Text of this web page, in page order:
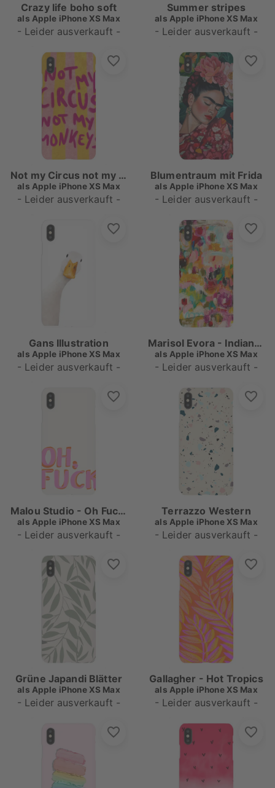
Crazy life boho soft
als Apple iPhone XS Max
- Leider ausverkauft -
Summer stripes
als Apple iPhone XS Max
- Leider ausverkauft -
Not my Circus not my Monkeys
als Apple iPhone XS Max
- Leider ausverkauft -
Blumentraum mit Frida
als Apple iPhone XS Max
- Leider ausverkauft -
Gans Illustration
als Apple iPhone XS Max
- Leider ausverkauft -
Marisol Evora - Indian Summer
als Apple iPhone XS Max
- Leider ausverkauft -
Malou Studio - Oh Fuck Pop-Art
als Apple iPhone XS Max
- Leider ausverkauft -
Terrazzo Western
als Apple iPhone XS Max
- Leider ausverkauft -
Grüne Japandi Blätter
als Apple iPhone XS Max
- Leider ausverkauft -
Gallagher - Hot Tropics
als Apple iPhone XS Max
- Leider ausverkauft -